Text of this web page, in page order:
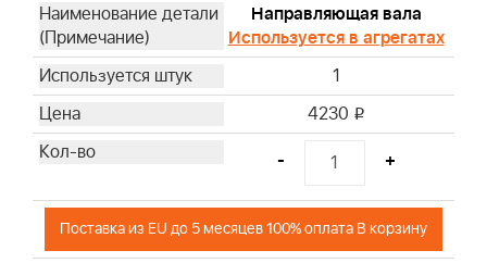
Направляющая вала
Используется в агрегатах
1
4230 i
- +
Поставка из EU до 5 месяцев 100% оплата В корзину